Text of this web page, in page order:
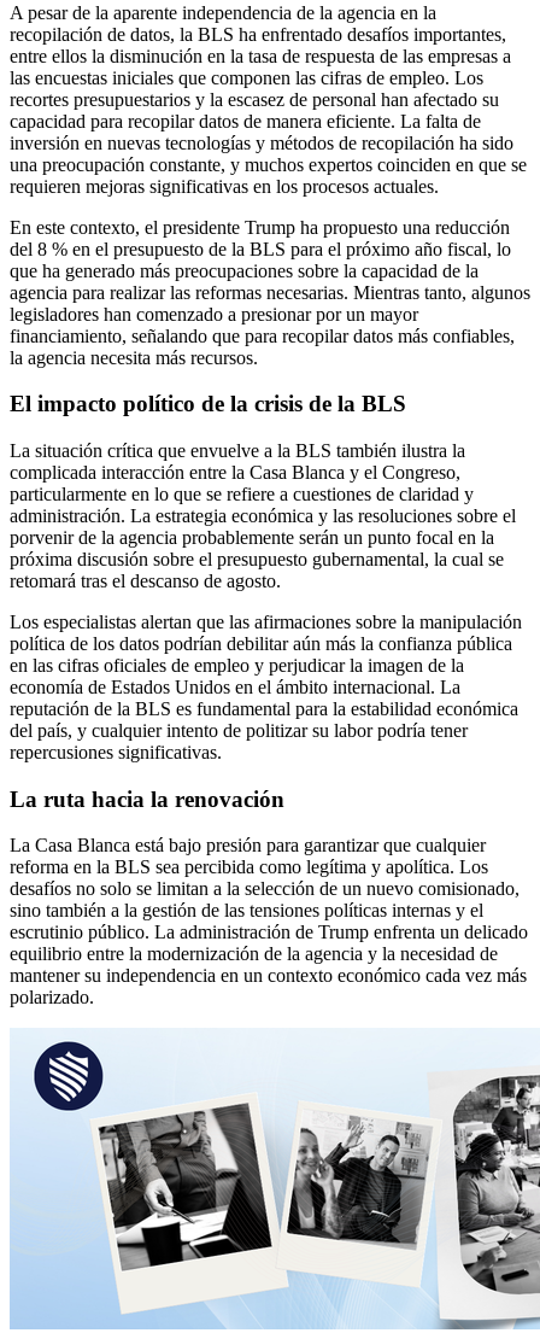
A pesar de la aparente independencia de la agencia en la
recopilación de datos, la BLS ha enfrentado desafíos importantes,
entre ellos la disminución en la tasa de respuesta de las empresas a
las encuestas iniciales que componen las cifras de empleo. Los
recortes presupuestarios y la escasez de personal han afectado su
capacidad para recopilar datos de manera eficiente. La falta de
inversión en nuevas tecnologías y métodos de recopilación ha sido
una preocupación constante, y muchos expertos coinciden en que se
requieren mejoras significativas en los procesos actuales.
En este contexto, el presidente Trump ha propuesto una reducción
del 8 % en el presupuesto de la BLS para el próximo año fiscal, lo
que ha generado más preocupaciones sobre la capacidad de la
agencia para realizar las reformas necesarias. Mientras tanto, algunos
legisladores han comenzado a presionar por un mayor
financiamiento, señalando que para recopilar datos más confiables,
la agencia necesita más recursos.
El impacto político de la crisis de la BLS
La situación crítica que envuelve a la BLS también ilustra la
complicada interacción entre la Casa Blanca y el Congreso,
particularmente en lo que se refiere a cuestiones de claridad y
administración. La estrategia económica y las resoluciones sobre el
porvenir de la agencia probablemente serán un punto focal en la
próxima discusión sobre el presupuesto gubernamental, la cual se
retomará tras el descanso de agosto.
Los especialistas alertan que las afirmaciones sobre la manipulación
política de los datos podrían debilitar aún más la confianza pública
en las cifras oficiales de empleo y perjudicar la imagen de la
economía de Estados Unidos en el ámbito internacional. La
reputación de la BLS es fundamental para la estabilidad económica
del país, y cualquier intento de politizar su labor podría tener
repercusiones significativas.
La ruta hacia la renovación
La Casa Blanca está bajo presión para garantizar que cualquier
reforma en la BLS sea percibida como legítima y apolítica. Los
desafíos no solo se limitan a la selección de un nuevo comisionado,
sino también a la gestión de las tensiones políticas internas y el
escrutinio público. La administración de Trump enfrenta un delicado
equilibrio entre la modernización de la agencia y la necesidad de
mantener su independencia en un contexto económico cada vez más
polarizado.